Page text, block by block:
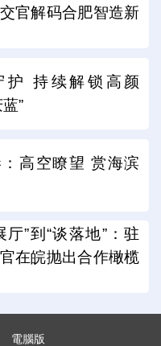
官解码合肥智造新
护 持续解锁高颜
”
高空瞭望 赏海滨
厅”到“谈落地”：驻
在皖抛出合作橄榄
電腦版